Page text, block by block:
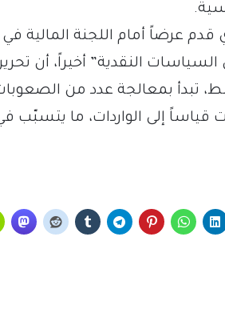
قدم عرضاً أمام اللجنة المالية
النقدية” أخيراً، أن
تبدأ بمعالجة عدد من الصعوبات
إلى الواردات، ما يتسبّب